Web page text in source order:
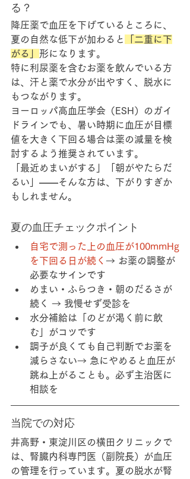
る？
降圧薬で血圧を下げているところに、
夏の自然な低下が加わると
「二重に下
がる」 形になります。
特に利尿薬を含むお薬を飲んでいる方
は、汗と薬で水分が出やすく、脱水に
もつながります。
ヨーロッパ高血圧学会（ESH）のガイ
ドラインでも、暑い時期に血圧が目標
値を大きく下回る場合は薬の減量を検
討する よう推奨されています。
「最近めまいがする」「朝がやたらだ
るい」――そんな方は、下がりすぎか
もしれません。
夏の血圧チェックポイント
自宅で測った上の血圧が100mmHg
を下回る日が続く → お薬の調整が
必要なサインです
めまい・ふらつき・朝のだるさ が
続く → 我慢せず受診を
水分補給は「のどが渇く前に飲
む」がコツです
調子が良くても 自己判断でお薬を
減らさない→ 急にやめると血圧が
跳ね上がることも。必ず主治医に
相談を
当院での対応
井高野・東淀川区の横田クリニックで
は、 腎臓内科専門医（副院長）
が血圧
の管理を行っています。夏の脱水が腎